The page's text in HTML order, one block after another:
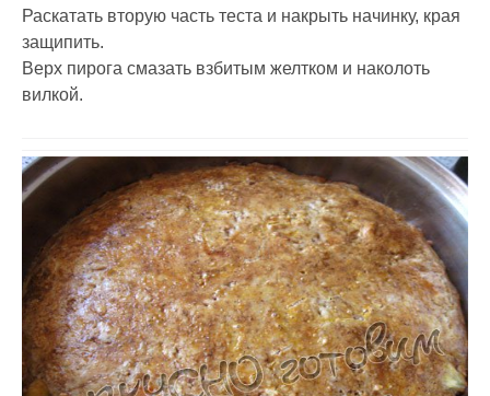
Раскатать вторую часть теста и накрыть начинку, края
защипить.
Верх пирога смазать взбитым желтком и наколоть
вилкой.